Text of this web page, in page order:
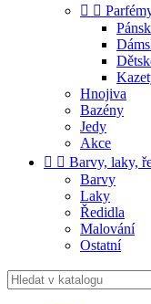
 
Hnojiva
Bazény
Jedy
Akce
  Barvy, laky,
Barvy
Laky
Ředidla
Malování
Ostatní